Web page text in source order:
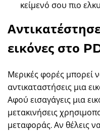
κείμενό σου πιο
εικόνες στο
Μερικές φορές μπορεί
αντικαταστήσεις μια
Αφού εισαγάγεις μια
μετακινήσεις
μεταφοράς. Αν θέλεις